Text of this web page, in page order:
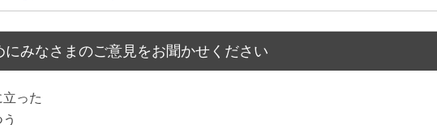
みなさまのご意見をお聞かせください
立った